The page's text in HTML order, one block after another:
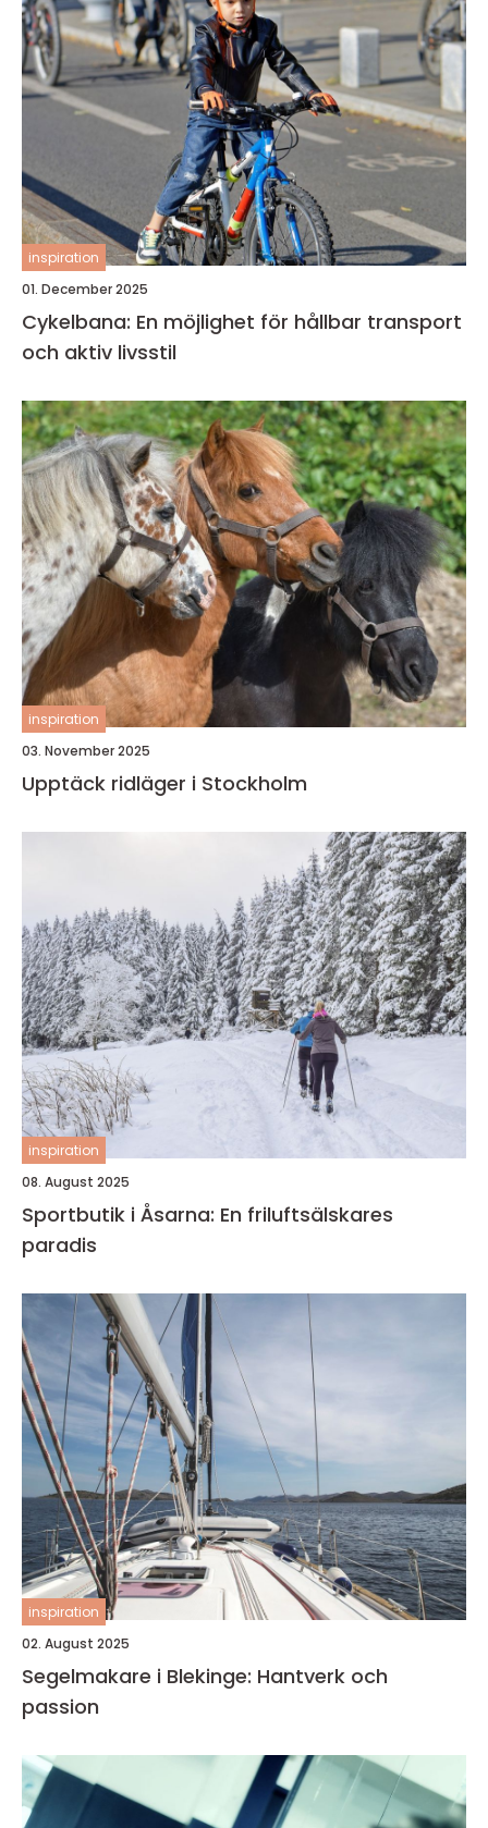
inspiration
01. December 2025
Cykelbana: En möjlighet för hållbar transport
och aktiv livsstil
inspiration
03. November 2025
Upptäck ridläger i Stockholm
inspiration
08. August 2025
Sportbutik i Åsarna: En friluftsälskares
paradis
inspiration
02. August 2025
Segelmakare i Blekinge: Hantverk och
passion